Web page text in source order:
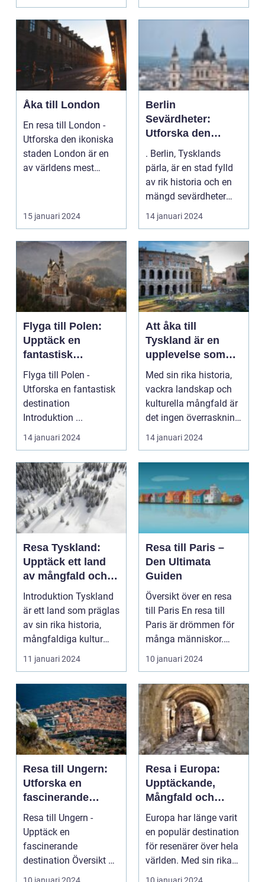
Åka till London
En resa till London -
Utforska den ikoniska
staden London är en
av världens mest
15 januari 2024
Berlin
Sevärdheter:
Utforska den
historiska
huvudstaden i
Tyskland
. Berlin, Tysklands
pärla, är en stad fylld
av rik historia och en
mängd sevärdheter
som lockar bes...
14 januari 2024
Flyga till Polen:
Upptäck en
fantastisk
destination
Flyga till Polen -
Utforska en fantastisk
destination
Introduktion ...
14 januari 2024
Att åka till
Tyskland är en
upplevelse som
kan erbjuda något
för alla typer av
resenärer
Med sin rika historia,
vackra landskap och
kulturella mångfald är
det ingen överraskning
att detta l...
14 januari 2024
Resa Tyskland:
Upptäck ett land
av mångfald och
historia
Introduktion Tyskland
är ett land som präglas
av sin rika historia,
mångfaldiga kultur
och vackra la...
11 januari 2024
Resa till Paris –
Den Ultimata
Guiden
Översikt över en resa
till Paris En resa till
Paris är drömmen för
många människor.
Paris, känt som...
10 januari 2024
Resa till Ungern:
Utforska en
fascinerande
destination
Resa till Ungern -
Upptäck en
fascinerande
destination Översikt av
Resa i Europa:
Upptäckande,
Mångfald och
Historia
Europa har länge varit
en populär destination
för resenärer över hela
världen. Med sin rika
kultur, ...